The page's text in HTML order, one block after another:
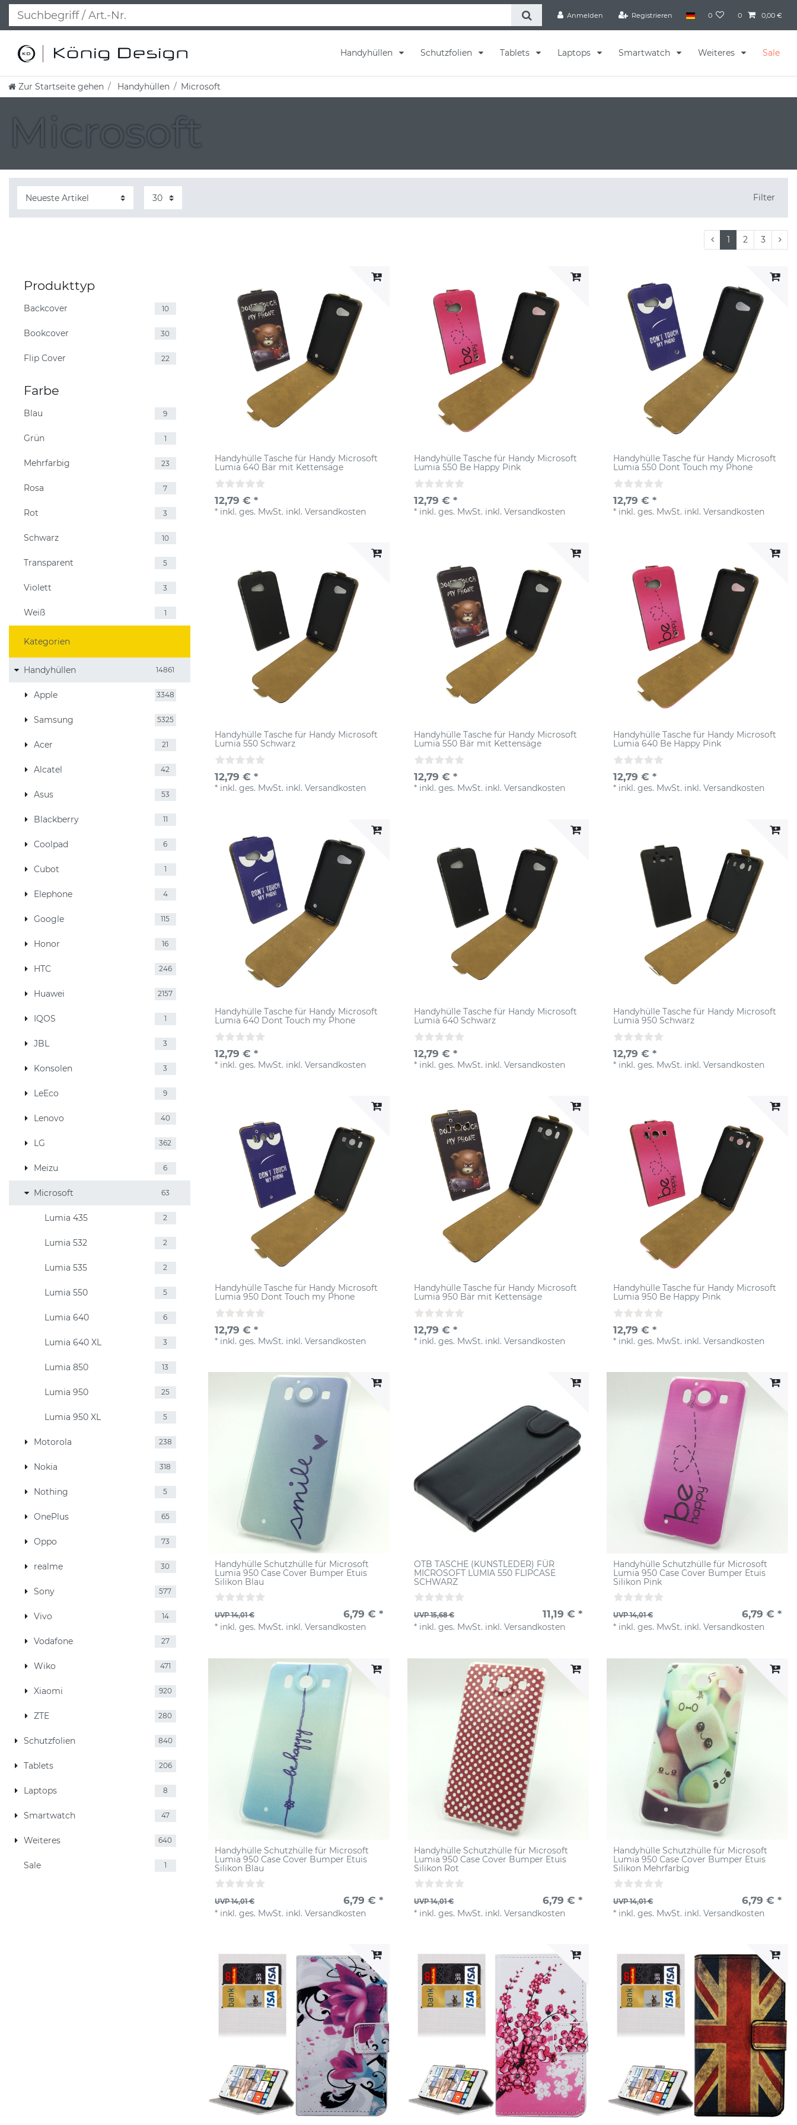
Anmelden Registrieren 0 0 0,00 €
Handyhüllen Schutzfolien Tablets Laptops Smartwatch Weiteres Sale
Zur Startseite gehen Handyhüllen Microsoft
Microsoft
Filter
1 2 3
Produkttyp
Backcover 10
Bookcover 30
Flip Cover 22
Farbe
Blau 9
Grün 1
Mehrfarbig 23
Rosa 7
Rot 3
Schwarz 10
Transparent 5
Violett 3
Weiß 1
Kategorien
Handyhüllen 14861
Apple 3348
Samsung 5325
Acer 21
Alcatel 42
Asus 53
Blackberry 11
Coolpad 6
Cubot 1
Elephone 4
Google 115
Honor 16
HTC 246
Huawei 2157
IQOS 1
JBL 3
Konsolen 3
LeEco 9
Lenovo 40
LG 362
Meizu 6
Microsoft 63
Lumia 435 2
Lumia 532 2
Lumia 535 2
Lumia 550 5
Lumia 640 6
Lumia 640 XL 3
Lumia 850 13
Lumia 950 25
Lumia 950 XL 5
Motorola 238
Nokia 318
Nothing 5
OnePlus 65
Oppo 73
realme 30
Sony 577
Vivo 14
Vodafone 27
Wiko 471
Xiaomi 920
ZTE 280
Schutzfolien 840
Tablets 206
Laptops 8
Smartwatch 47
Weiteres 640
Sale 1
Handyhülle Tasche für Handy Microsoft
Lumia 640 Bär mit Kettensäge
12,79 € *
* inkl. ges. MwSt. inkl.Versandkosten
Handyhülle Tasche für Handy Microsoft
Lumia 550 Be Happy Pink
12,79 € *
* inkl. ges. MwSt. inkl.Versandkosten
Handyhülle Tasche für Handy Microsoft
Lumia 550 Dont Touch my Phone
12,79 € *
* inkl. ges. MwSt. inkl.Versandkosten
Handyhülle Tasche für Handy Microsoft
Lumia 550 Schwarz
12,79 € *
* inkl. ges. MwSt. inkl.Versandkosten
Handyhülle Tasche für Handy Microsoft
Lumia 550 Bär mit Kettensäge
12,79 € *
* inkl. ges. MwSt. inkl.Versandkosten
Handyhülle Tasche für Handy Microsoft
Lumia 640 Be Happy Pink
12,79 € *
* inkl. ges. MwSt. inkl.Versandkosten
Handyhülle Tasche für Handy Microsoft
Lumia 640 Dont Touch my Phone
12,79 € *
* inkl. ges. MwSt. inkl.Versandkosten
Handyhülle Tasche für Handy Microsoft
Lumia 640 Schwarz
12,79 € *
* inkl. ges. MwSt. inkl.Versandkosten
Handyhülle Tasche für Handy Microsoft
Lumia 950 Schwarz
12,79 € *
* inkl. ges. MwSt. inkl.Versandkosten
Handyhülle Tasche für Handy Microsoft
Lumia 950 Dont Touch my Phone
12,79 € *
* inkl. ges. MwSt. inkl.Versandkosten
Handyhülle Tasche für Handy Microsoft
Lumia 950 Bär mit Kettensäge
12,79 € *
* inkl. ges. MwSt. inkl.Versandkosten
Handyhülle Tasche für Handy Microsoft
Lumia 950 Be Happy Pink
12,79 € *
* inkl. ges. MwSt. inkl.Versandkosten
Handyhülle Schutzhülle für Microsoft
Lumia 950 Case Cover Bumper Etuis
Silikon Blau
UVP 14,01 € 6,79 € *
* inkl. ges. MwSt. inkl.Versandkosten
OTB TASCHE (KUNSTLEDER) FÜR
MICROSOFT LUMIA 550 FLIPCASE
SCHWARZ
UVP 15,68 € 11,19 € *
* inkl. ges. MwSt. inkl.Versandkosten
Handyhülle Schutzhülle für Microsoft
Lumia 950 Case Cover Bumper Etuis
Silikon Pink
UVP 14,01 € 6,79 € *
* inkl. ges. MwSt. inkl.Versandkosten
Handyhülle Schutzhülle für Microsoft
Lumia 950 Case Cover Bumper Etuis
Silikon Blau
UVP 14,01 € 6,79 € *
* inkl. ges. MwSt. inkl.Versandkosten
Handyhülle Schutzhülle für Microsoft
Lumia 950 Case Cover Bumper Etuis
Silikon Rot
UVP 14,01 € 6,79 € *
* inkl. ges. MwSt. inkl.Versandkosten
Handyhülle Schutzhülle für Microsoft
Lumia 950 Case Cover Bumper Etuis
Silikon Mehrfarbig
UVP 14,01 € 6,79 € *
* inkl. ges. MwSt. inkl.Versandkosten